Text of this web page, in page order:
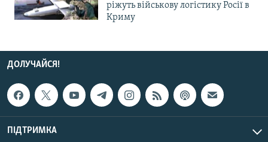
ріжуть військову логістику Росії в
Криму
ДОЛУЧАЙСЯ!
ПІДТРИМКА